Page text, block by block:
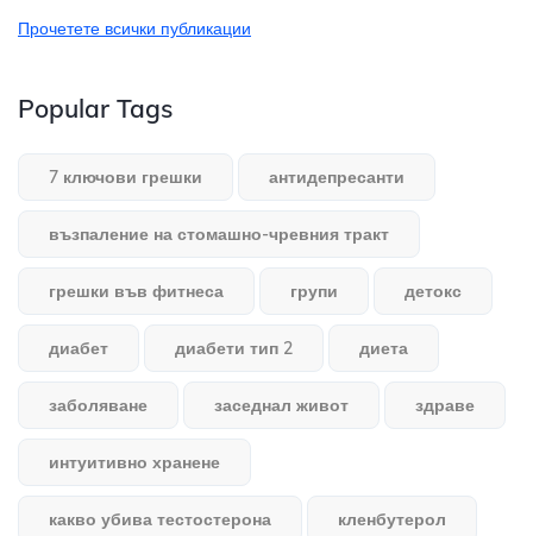
Прочетете всички публикации
Popular Tags
7 ключови грешки антидепресанти
възпаление на стомашно-чревния тракт
грешки във фитнеса групи детокс
диабет диабети тип 2 диета
заболяване заседнал живот здраве
интуитивно хранене
какво убива тестостерона кленбутерол